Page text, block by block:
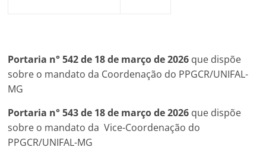
Portaria n° 542 de 18 de março de 2026 que dispõe
sobre o mandato da Coordenação do PPGCR/UNIFAL-
MG
Portaria n° 543de 18 de março de 2026 que dispõe
sobre o mandato da Vice-Coordenação do
PPGCR/UNIFAL-MG